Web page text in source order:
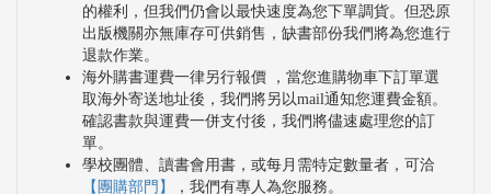
段。除了輸出密度易於提高之外，其潛在的能量密度
也可望超越主流的鋰離子電池。然而在電動車的成本
結構中，電池價格也具有關鍵性的影響力，因此電池
中重要材料，例如正負極、隔離膜、電解液等相關供
應鏈的市場動向亦深受矚目。
看好電動車的發展趨勢，除了傳統的國際車展中各車
的權利，但我們仍會以最快速度為您下單調貨。但恐原
出版機關亦無庫存可供銷售，缺書部份我們將為您進行
退款作業。
海外購書運費一律另行報價 ，當您進購物車下訂單選
取海外寄送地址後，我們將另以mail通知您運費金額。
確認書款與運費一併支付後，我們將儘速處理您的訂
單。
學校團體、讀書會用書，或每月需特定數量者，可洽
【團購部門】
，我們有專人為您服務。